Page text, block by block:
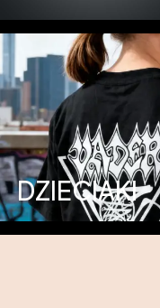
DZIECIAKI